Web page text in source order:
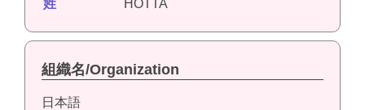
姓
HOTTA
組織名/Organization
日本語